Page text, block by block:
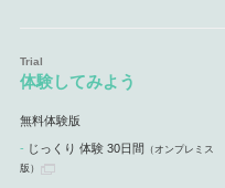
体験してみよう
無料体験版
じっくり 体験 30日間 （オンプレミス
版）